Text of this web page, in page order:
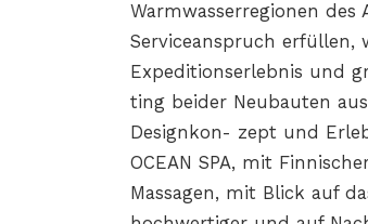
Warmwasserregionen
Serviceanspruch erfüllen,
Expeditionserlebnis und
ting beider Neubauten
Designkon- zept und
OCEAN SPA, mit
Massagen, mit Blick auf